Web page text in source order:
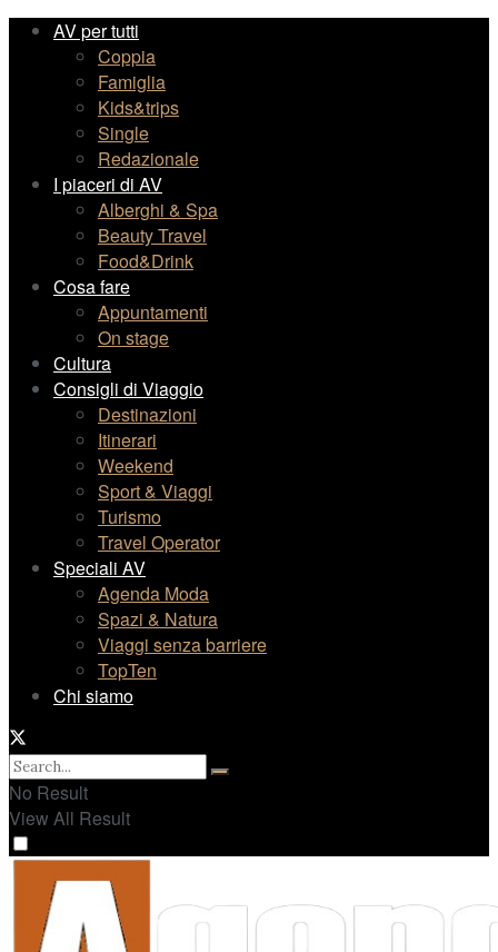
AV per tutti
Coppia
Famiglia
Kids&trips
Single
Redazionale
I piaceri di AV
Alberghi & Spa
Beauty Travel
Food&Drink
Cosa fare
Appuntamenti
On stage
Cultura
Consigli di Viaggio
Destinazioni
Itinerari
Weekend
Sport & Viaggi
Turismo
Travel Operator
Speciali AV
Agenda Moda
Spazi & Natura
Viaggi senza barriere
TopTen
Chi siamo
No Result
View All Result